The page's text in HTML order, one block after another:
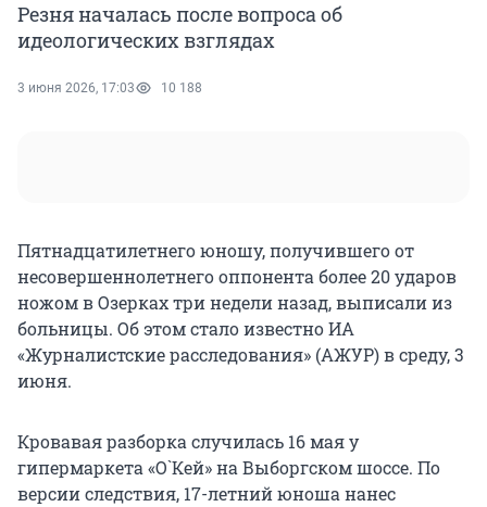
Резня началась после вопроса об
идеологических взглядах
3 июня 2026, 17:03 10 188
Пятнадцатилетнего юношу, получившего от
несовершеннолетнего оппонента более 20 ударов
ножом в Озерках три недели назад, выписали из
больницы. Об этом стало известно ИА
«Журналистские расследования» (АЖУР) в среду, 3
июня.
Кровавая разборка случилась 16 мая у
гипермаркета «О`Кей» на Выборгском шоссе. По
версии следствия, 17-летний юноша нанес